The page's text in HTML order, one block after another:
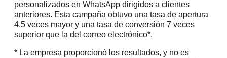
personalizados en WhatsApp dirigidos a clientes
anteriores. Esta campaña obtuvo una tasa de apertura
4.5 veces mayor y una tasa de conversión 7 veces
superior que la del correo electrónico*.
* La empresa proporcionó los resultados, y no es